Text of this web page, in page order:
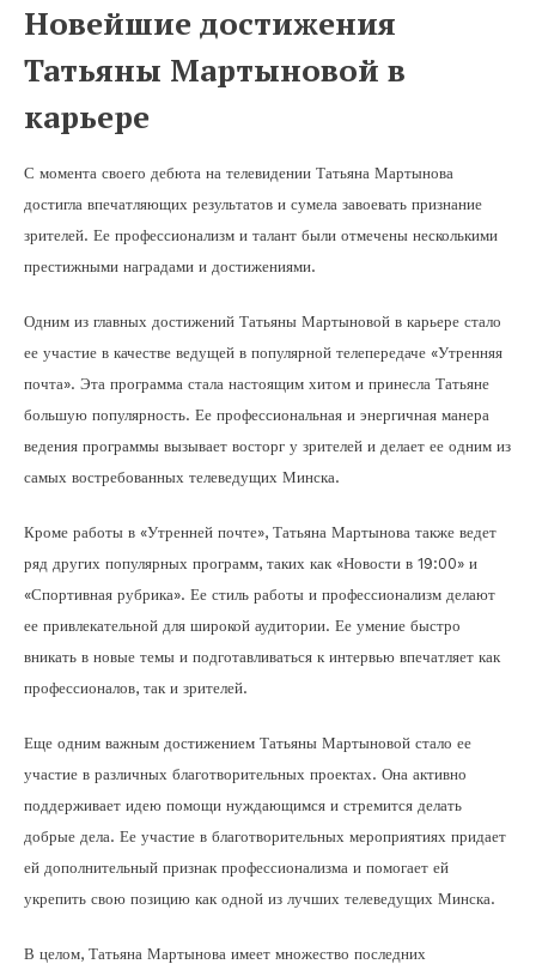
Новейшие достижения
Татьяны Мартыновой в
карьере
С момента своего дебюта на телевидении Татьяна Мартынова
достигла впечатляющих результатов и сумела завоевать признание
зрителей. Ее профессионализм и талант были отмечены несколькими
престижными наградами и достижениями.
Одним из главных достижений Татьяны Мартыновой в карьере стало
ее участие в качестве ведущей в популярной телепередаче «Утренняя
почта». Эта программа стала настоящим хитом и принесла Татьяне
большую популярность. Ее профессиональная и энергичная манера
ведения программы вызывает восторг у зрителей и делает ее одним из
самых востребованных телеведущих Минска.
Кроме работы в «Утренней почте», Татьяна Мартынова также ведет
ряд других популярных программ, таких как «Новости в 19:00» и
«Спортивная рубрика». Ее стиль работы и профессионализм делают
ее привлекательной для широкой аудитории. Ее умение быстро
вникать в новые темы и подготавливаться к интервью впечатляет как
профессионалов, так и зрителей.
Еще одним важным достижением Татьяны Мартыновой стало ее
участие в различных благотворительных проектах. Она активно
поддерживает идею помощи нуждающимся и стремится делать
добрые дела. Ее участие в благотворительных мероприятиях придает
ей дополнительный признак профессионализма и помогает ей
укрепить свою позицию как одной из лучших телеведущих Минска.
В целом, Татьяна Мартынова имеет множество последних